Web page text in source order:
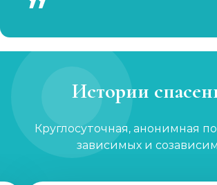
Нарколог на дом
Лечение созависимости
Истории
Круглосуточная, анонимная
зависимых и